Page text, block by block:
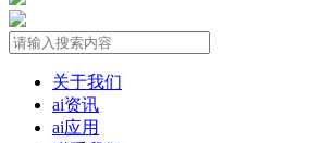
关于我们
ai资讯
ai应用